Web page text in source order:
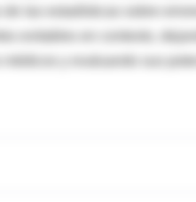
de las estadísticas sobre